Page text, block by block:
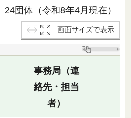
24団体（令和8年4月現在）
画面サイズで表示
事務局（連
絡先・担当
者）